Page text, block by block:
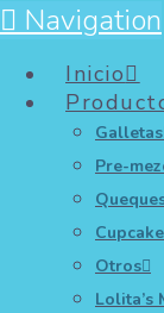
Navigation
Inicio
Galletas
Pre-
Otros
Lolita’s